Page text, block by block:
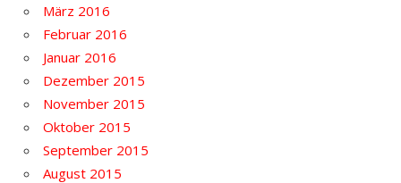
März 2016
Februar 2016
Januar 2016
Dezember 2015
November 2015
Oktober 2015
September 2015
August 2015